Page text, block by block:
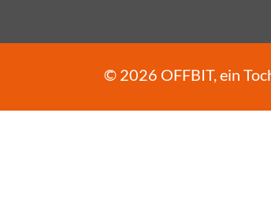
© 2026 OFFBIT, ein